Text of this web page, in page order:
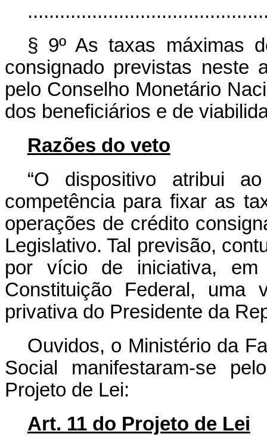
§ 9º As taxas máximas
consignado previstas neste
pelo Conselho Monetário
dos beneficiários e de
Razões do veto
“O dispositivo atribui
competência para fixar as
operações de crédito
Legislativo. Tal previsão,
por vício de iniciativa,
Constituição Federal,
privativa do Presidente da
Ouvidos, o Ministério da
Social manifestaram-se
Projeto de Lei:
Art. 11 do Projeto de Lei